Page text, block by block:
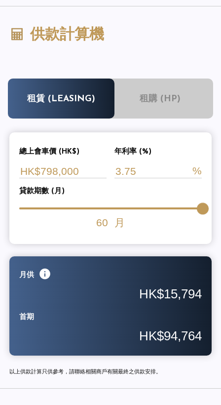
供款計算機
租賃 (LEASING) 租購 (HP)
總上會車價 (HK$) 年利率 (%)
貸款期數 (月)
60 月
月供
HK$15,794
首期
HK$94,764
以上供款計算只供參考，請聯絡相關商戶有關最終之供款安排。